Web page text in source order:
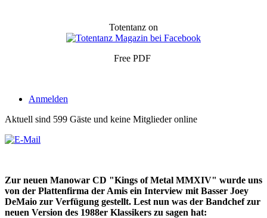
Totentanz on
Free PDF
Anmelden
Aktuell sind 599 Gäste und keine Mitglieder online
Zur neuen Manowar CD "Kings of Metal MMXIV" wurde uns
von der Plattenfirma der Amis ein Interview mit Basser Joey
DeMaio zur Verfügung gestellt. Lest nun was der Bandchef zur
neuen Version des 1988er Klassikers zu sagen hat: